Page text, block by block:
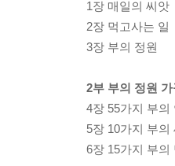
1장 매일의 씨앗
2장 먹고사는 일
3장 부의 정원
2부 부의 정원 가
4장 55가지 부의
5장 10가지 부의
6장 15가지 부의